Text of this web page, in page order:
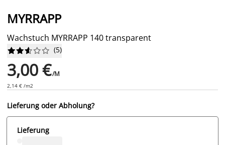
MYRRAPP
Wachstuch MYRRAPP 140 transparent





 (5)
3,00 €/M
2,14 € /m2
Lieferung oder Abholung?
Lieferung